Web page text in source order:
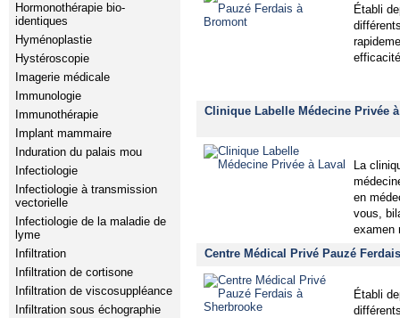
Hormonothérapie bio-
identiques
Hyménoplastie
Hystéroscopie
Imagerie médicale
Immunologie
Immunothérapie
Implant mammaire
Induration du palais mou
Infectiologie
Infectiologie à transmission
vectorielle
Infectiologie de la maladie de
lyme
Infiltration
Infiltration de cortisone
Infiltration de viscosuppléance
Infiltration sous échographie
Établi
Clinique Labelle Médecine Privée
La
en
vous,
examen
Centre Médical Privé Pauzé
Établi